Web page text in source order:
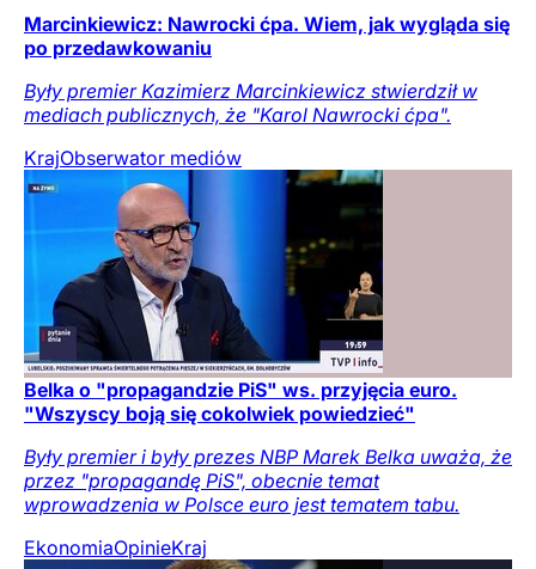
Marcinkiewicz: Nawrocki ćpa. Wiem, jak wygląda się
po przedawkowaniu
Były premier Kazimierz Marcinkiewicz stwierdził w
mediach publicznych, że "Karol Nawrocki ćpa".
KrajObserwator mediów
Belka o "propagandzie PiS" ws. przyjęcia euro.
"Wszyscy boją się cokolwiek powiedzieć"
Były premier i były prezes NBP Marek Belka uważa, że
przez "propagandę PiS", obecnie temat
wprowadzenia w Polsce euro jest tematem tabu.
EkonomiaOpinieKraj